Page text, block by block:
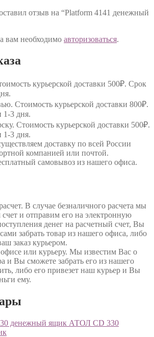
отзыв на “Platform 4141 денежный
вам необходимо авторизоваться.
курьерской доставки 500₽. Срок
. Стоимость курьерской доставки 800₽.
1-3 дня.
. Стоимость курьерской доставки 500₽.
1-3 дня.
доставку по всей России
компанией или почтой.
самовывоз из нашего офиса.
. В случае безналичного расчета мы
и отправим его на электронную
денег на расчетный счет, Вы
забрать товар из нашего офиса, либо
заказ курьером.
или курьеру. Мы известим Вас о
и Вы сможете забрать его из нашего
либо его привезет наш курьер и Вы
ему.
АТОЛ CD 330